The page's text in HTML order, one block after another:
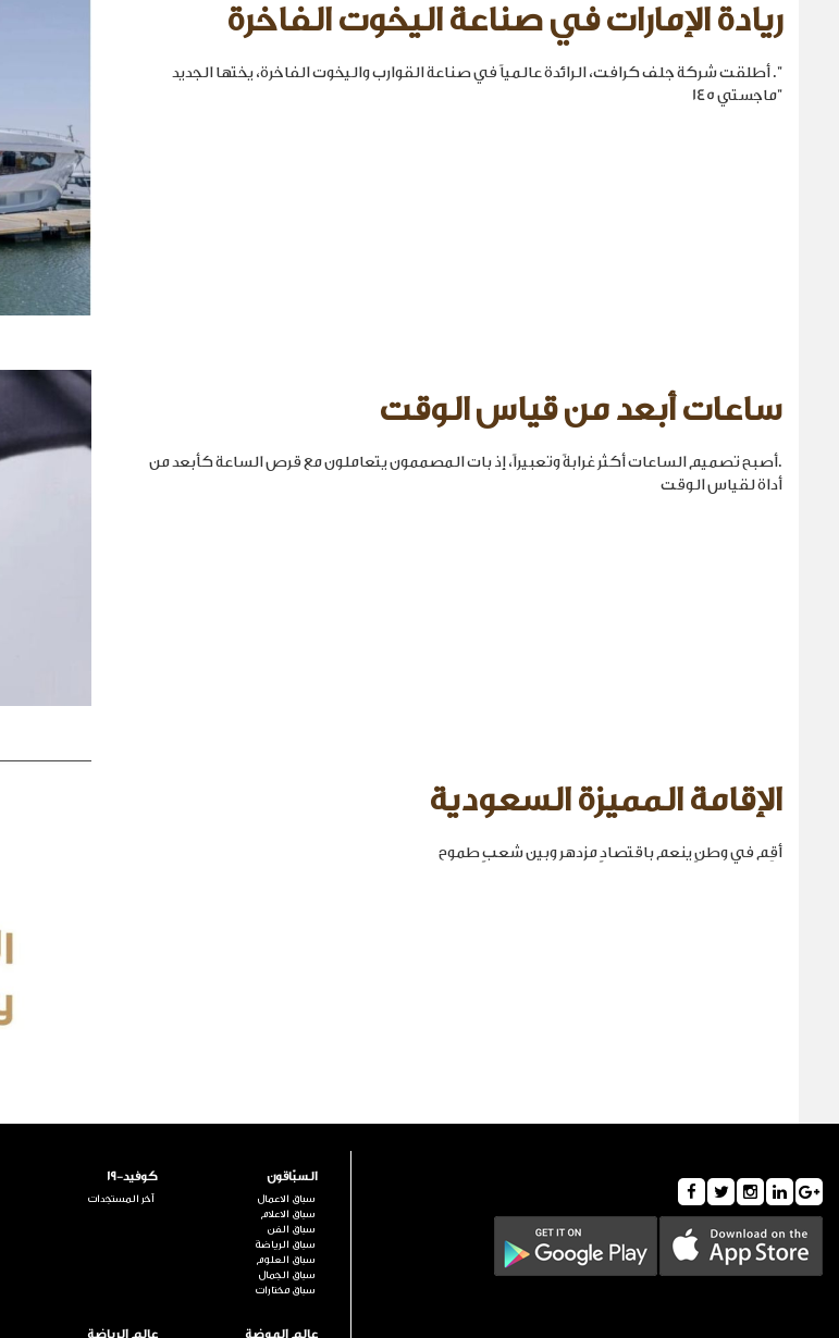
ريادة الإمارات في صناعة اليخوت الفاخرة
". أطلقت شركة جلف كرافت، الرائدة عالمياً في صناعة القوارب واليخوت الفاخرة، يختها الجديد
"ماجستي 145
ساعات أبعد من قياس الوقت
.أصبح تصميم الساعات أكثر غرابةً وتعبيراً، إذ بات المصممون يتعاملون مع قرص الساعة كأبعد من
أداة لقياس الوقت
الإقامة المميزة السعودية
أقِم في وطنٍ ينعم باقتصادٍ مزدهر وبين شعبٍ طموح
السبّاقون
سباق الاعمال
سباق الاعلام
سباق الفن
سباق الرياضة
سباق العلوم
سباق الجمال
سباق مختارات
كوفيد-19
آخر المستجدات
عالم الموضة عالم الرياضة